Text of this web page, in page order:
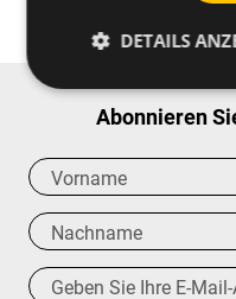
Abonnieren
DETAILS